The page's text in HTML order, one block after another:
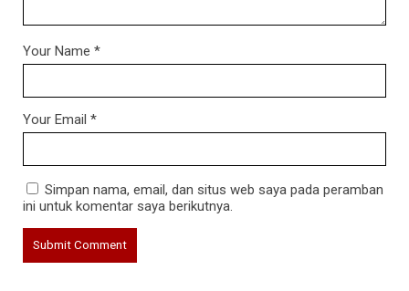
Your Name *
Your Email *
Simpan nama, email, dan situs web saya pada peramban
ini untuk komentar saya berikutnya.